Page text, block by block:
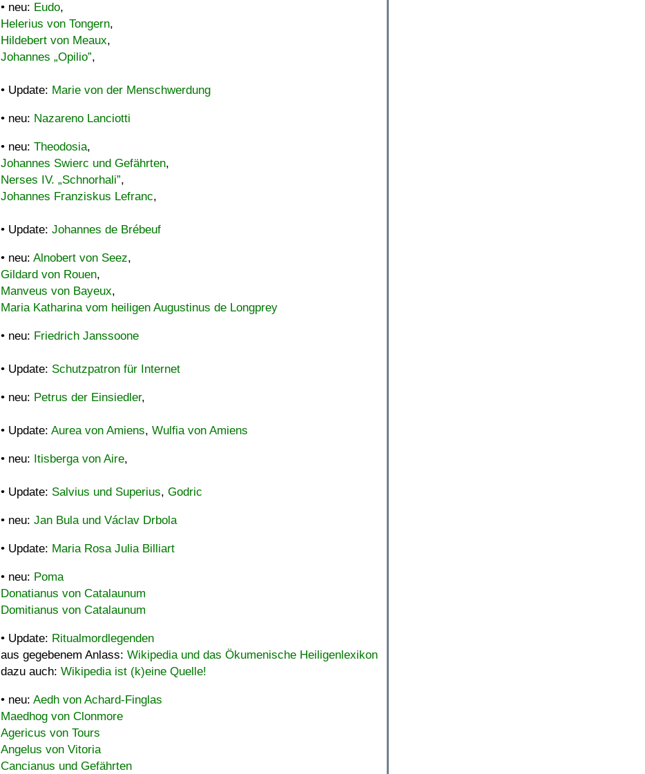
• neu: Eudo,
Helerius von Tongern,
Hildebert von Meaux,
Johannes „Opilio”,
• Update: Marie von der Menschwerdung
• neu: Nazareno Lanciotti
• neu: Theodosia,
Johannes Swierc und Gefährten,
Nerses IV. „Schnorhali”,
Johannes Franziskus Lefranc,
• Update: Johannes de Brébeuf
• neu: Alnobert von Seez,
Gildard von Rouen,
Manveus von Bayeux,
Maria Katharina vom heiligen Augustinus de Longprey
• neu: Friedrich Janssoone
• Update: Schutzpatron für Internet
• neu: Petrus der Einsiedler,
• Update: Aurea von Amiens, Wulfia von Amiens
• neu: Itisberga von Aire,
• Update: Salvius und Superius, Godric
• neu: Jan Bula und Václav Drbola
• Update: Maria Rosa Julia Billiart
• neu: Poma
Donatianus von Catalaunum
Domitianus von Catalaunum
• Update: Ritualmordlegenden
aus gegebenem Anlass: Wikipedia und das Ökumenische Heiligenlexikon
dazu auch: Wikipedia ist (k)eine Quelle!
• neu: Aedh von Achard-Finglas
Maedhog von Clonmore
Agericus von Tours
Angelus von Vitoria
Cancianus und Gefährten